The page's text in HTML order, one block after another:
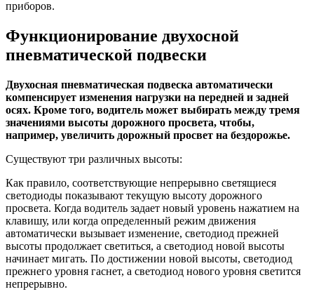
приборов.
Функционирование двухосной
пневматической подвески
Двухосная пневматическая подвеска автоматически
компенсирует изменения нагрузки на передней и задней
осях. Кроме того, водитель может выбирать между тремя
значениями высоты дорожного просвета, чтобы,
например, увеличить дорожный просвет на бездорожье.
Существуют три различных высоты:
Как правило, соответствующие непрерывно светящиеся
светодиоды показывают текущую высоту дорожного
просвета. Когда водитель задает новый уровень нажатием на
клавишу, или когда определенный режим движения
автоматически вызывает изменение, светодиод прежней
высоты продолжает светиться, а светодиод новой высоты
начинает мигать. По достижении новой высоты, светодиод
прежнего уровня гаснет, а светодиод нового уровня светится
непрерывно.